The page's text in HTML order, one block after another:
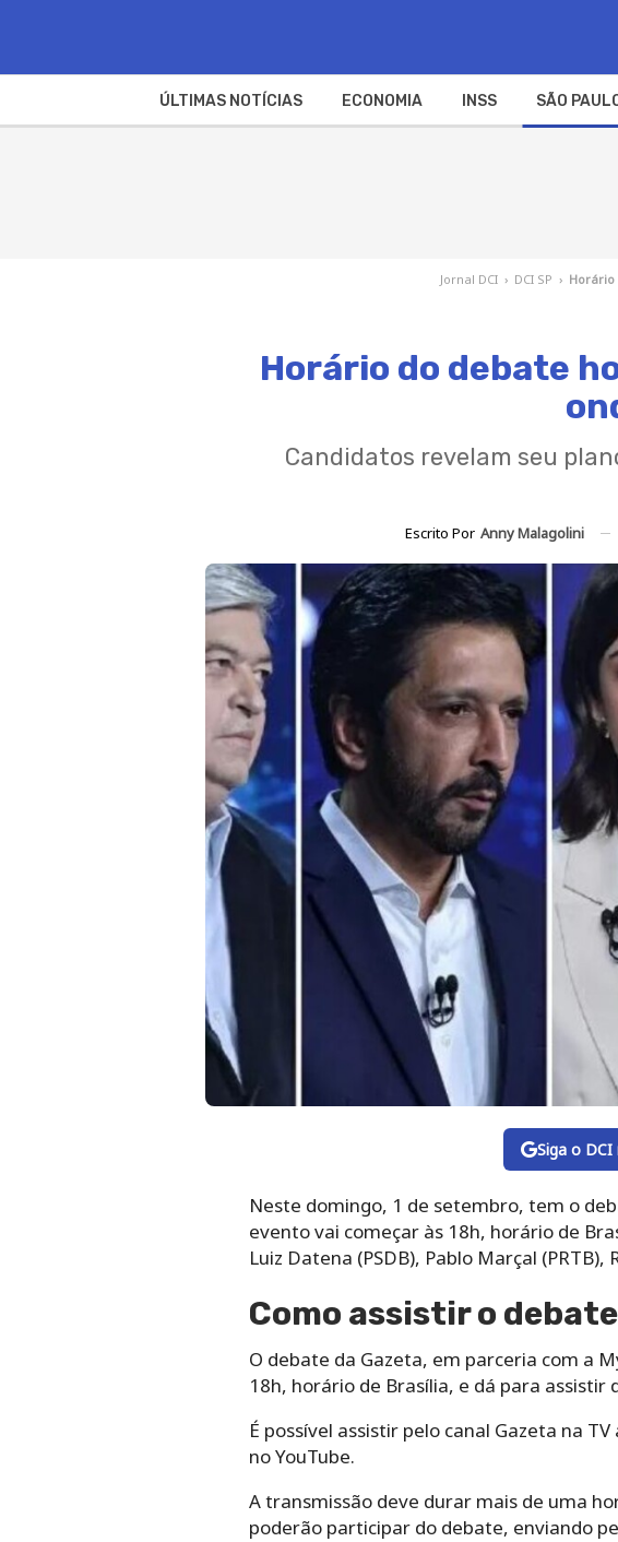
ÚLTIMAS NOTÍCIAS ECONOMIA INSS SÃO
Jornal DCI › DCI SP › Horário
Horário do debate
Candidatos revelam seu
Escrito Por Anny Malagolini
Siga o
Neste domingo, 1 de setembro, tem o
evento vai começar às 18h, horário de
Luiz Datena (PSDB), Pablo Marçal
Como assistir o
O debate da Gazeta, em parceria com a
18h, horário de Brasília, e dá para assistir
É possível assistir pelo canal Gazeta na
no YouTube.
A transmissão deve durar mais de uma
poderão participar do debate, enviando